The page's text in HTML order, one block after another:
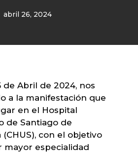
abril 26, 2024
de Abril de 2024, nos
a la manifestación que
en el Hospital
de Santiago de
con el objetivo
mayor especialidad